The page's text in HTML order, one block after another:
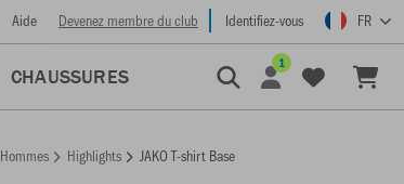
Aide Devenez membre du club Identifiez-vous FR
CHAUSSURES
1
Hommes Highlights JAKO T-shirt Base